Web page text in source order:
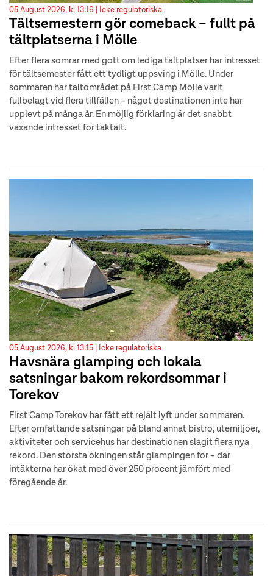
05 August 2026, kl 13:16 | Icke regulatoriska
Tältsemestern gör comeback – fullt på
tältplatserna i Mölle
Efter flera somrar med gott om lediga tältplatser har intresset
för tältsemester fått ett tydligt uppsving i Mölle. Under
sommaren har tältområdet på First Camp Mölle varit
fullbelagt vid flera tillfällen – något destinationen inte har
upplevt på många år. En möjlig förklaring är det snabbt
växande intresset för taktält.
05 August 2026, kl 13:15 | Icke regulatoriska
Havsnära glamping och lokala
satsningar bakom rekordsommar i
Torekov
First Camp Torekov har fått ett rejält lyft under sommaren.
Efter omfattande satsningar på bland annat bistro, utemiljöer,
aktiviteter och servicehus har destinationen slagit flera nya
rekord. Den största ökningen står glampingen för – där
intäkterna har ökat med över 250 procent jämfört med
föregående år.